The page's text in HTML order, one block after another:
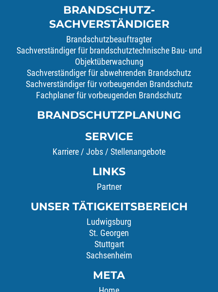
BRANDSCHUTZ-
SACHVERSTÄNDIGER
Brandschutzbeauftragter
Sachverständiger für brandschutztechnische Bau- und
Objektüberwachung
Sachverständiger für abwehrenden Brandschutz
Sachverständiger für vorbeugenden Brandschutz
Fachplaner für vorbeugenden Brandschutz
BRANDSCHUTZPLANUNG
SERVICE
Karriere / Jobs / Stellenangebote
LINKS
Partner
UNSER TÄTIGKEITSBEREICH
Ludwigsburg
St. Georgen
Stuttgart
Sachsenheim
META